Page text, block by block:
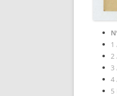
1
2
3
4
5